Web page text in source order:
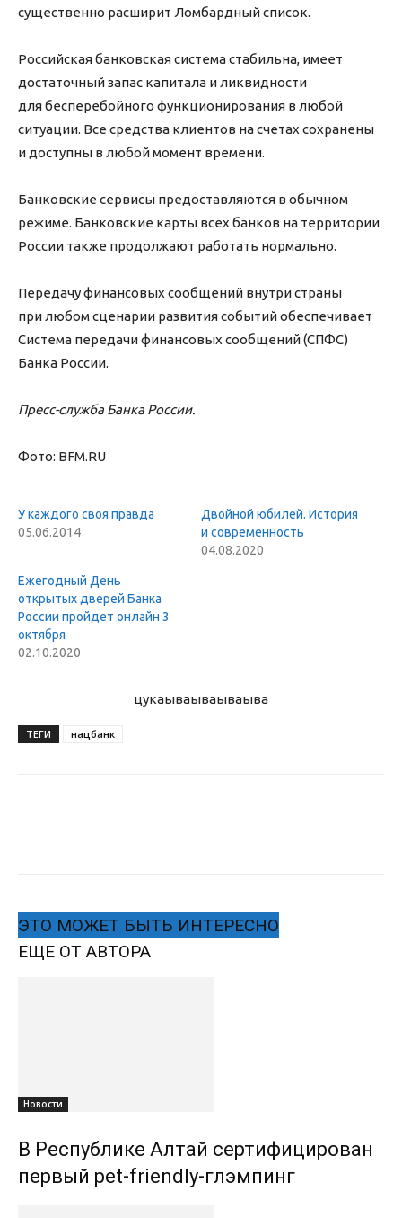
существенно расширит Ломбардный список.
Российская банковская система стабильна, имеет
достаточный запас капитала и ликвидности
для бесперебойного функционирования в любой
ситуации. Все средства клиентов на счетах сохранены
и доступны в любой момент времени.
Банковские сервисы предоставляются в обычном
режиме. Банковские карты всех банков на территории
России также продолжают работать нормально.
Передачу финансовых сообщений внутри страны
при любом сценарии развития событий обеспечивает
Система передачи финансовых сообщений (СПФС)
Банка России.
Пресс-служба Банка России.
Фото: BFM.RU
У каждого своя правда
05.06.2014
Двойной юбилей. История
и современность
04.08.2020
Ежегодный День
открытых дверей Банка
России пройдет онлайн 3
октября
02.10.2020
цукаываываываыва
ТЕГИ нацбанк
ЭТО МОЖЕТ БЫТЬ ИНТЕРЕСНО
ЕЩЕ ОТ АВТОРА
Новости
В Республике Алтай сертифицирован
первый pet-friendly-глэмпинг